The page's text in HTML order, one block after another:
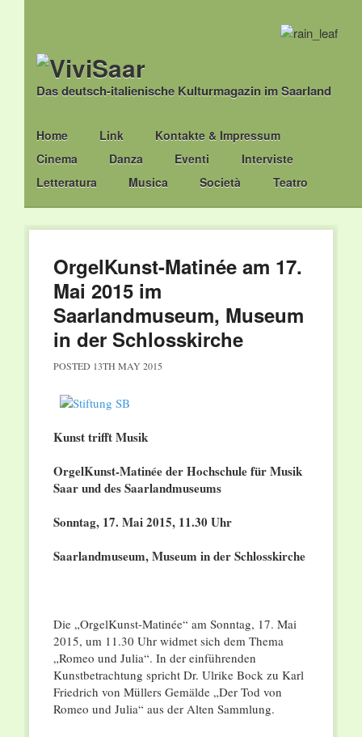
Das deutsch-italienische Kulturmagazin im Saarland
Main menu
Skip
to
content
Home Link
Kontakte & Impressum
Cinema
Danza Eventi
Interviste
Letteratura
Musica Società Teatro
OrgelKunst-Matinée am 17.
Mai 2015 im
Saarlandmuseum, Museum
in der Schlosskirche
POSTED 13TH MAY 2015
Kunst trifft Musik
OrgelKunst-Matinée der Hochschule für Musik
Saar und des Saarlandmuseums
Sonntag, 17. Mai 2015, 11.30 Uhr
Saarlandmuseum, Museum in der Schlosskirche
Die „OrgelKunst-Matinée“ am Sonntag, 17. Mai
2015, um 11.30 Uhr widmet sich dem Thema
„Romeo und Julia“. In der einführenden
Kunstbetrachtung spricht Dr. Ulrike Bock zu Karl
Friedrich von Müllers Gemälde „Der Tod von
Romeo und Julia“ aus der Alten Sammlung.